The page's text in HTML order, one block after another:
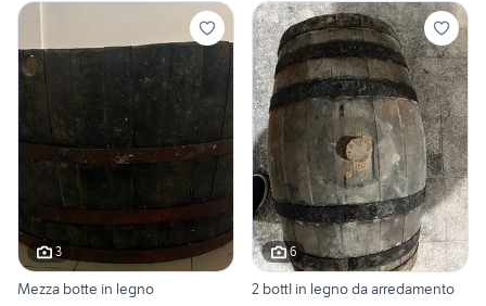
3
Mezza botte in legno
6
2 bottI in legno da arredamento